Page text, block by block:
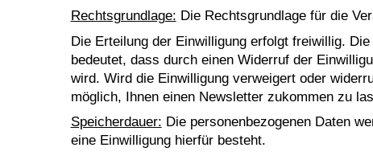
Rechtsgrundlage: Die Rechtsgrundlage für die
Die Erteilung der Einwilligung erfolgt freiwillig.
bedeutet, dass durch einen Widerruf der
wird. Wird die Einwilligung verweigert oder
möglich, Ihnen einen Newsletter zukommen zu
Speicherdauer: Die personenbezogenen Daten
eine Einwilligung hierfür besteht.